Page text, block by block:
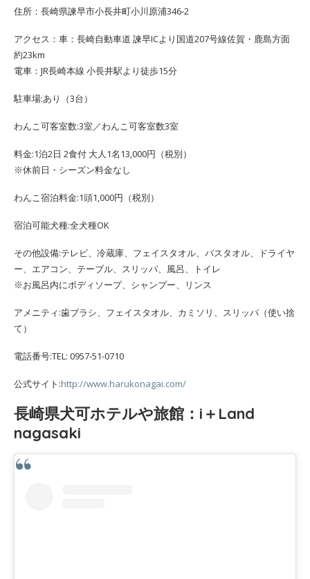
住所：長崎県諫早市小長井町小川原浦346-2
アクセス：車：長崎自動車道 諫早ICより国道207号線佐賀・鹿島方面
約23km
電車：JR長崎本線 小長井駅より徒歩15分
駐車場:あり（3台）
わんこ可客室数:3室／わんこ可客室数3室
料金:1泊2日 2食付 大人1名13,000円（税別）
※休前日・シーズン料金なし
わんこ宿泊料金:1頭1,000円（税別）
宿泊可能犬種:全犬種OK
その他設備:テレビ、冷蔵庫、フェイスタオル、バスタオル、ドライヤ
ー、エアコン、テーブル、スリッパ、風呂、トイレ
※お風呂内にボディソープ、シャンプー、リンス
アメニティ:歯ブラシ、フェイスタオル、カミソリ、スリッパ（使い捨
て）
電話番号:TEL: 0957-51-0710
公式サイト:http://www.harukonagai.com/
長崎県犬可ホテルや旅館：i＋Land
nagasaki